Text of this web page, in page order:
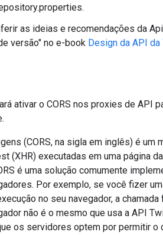
as ideias e recomendações da
versão" no e-book Design da API
ativar o CORS nos proxies de API
(CORS, na sigla em inglês) é um
(XHR) executadas em uma página
é uma solução comumente
Por exemplo, se você fizer
no seu navegador, a
não é o mesmo que usa a API
os servidores optem por permitir o